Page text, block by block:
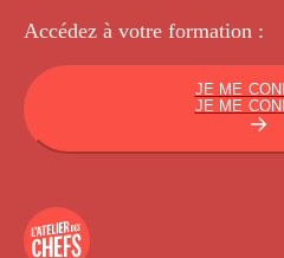
Accédez à votre formation :
JE ME
JE ME